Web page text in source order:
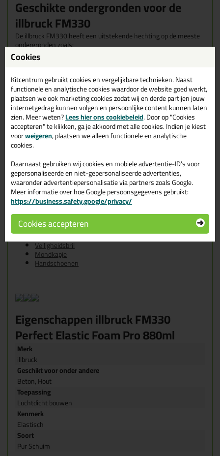
Geschikte ondergronden voor de
illbruck FM330
De illbruck FM330 heeft een uitstekende hechting op de meeste
ondergronden zoals:
beton, metselwerk, steen, pleisterwerk, hout, vezelcement,
metaal maar ook op kunststoffen zoals polystyreen, PU-schuim,
Kenmerken van de illbruck FM330
Aantoonbaar de grootste elasticiteit
50% MTV met een zeer hoog
herstelvermogen
Uitmuntende luchtdichtheid tot 1750 Pa, volgens de
Overschilderbaar en af te werken met stucwerk
24 maanden lang houdbaar
Kleur: Wit
Materiaal
Een ééncomponent polyurethaanschuim dat uithardt door
vochtopname uit de lucht.
Aanbevolen persoonlijke beschermingsmiddelen (PBM)
Veiligheidsbril
Mondkapje
Handschoenen
Eigenschappen illbruck FM330
Perfect Elastic Foam Pro 880ml
Merk
illbruck
Geschikt voor onder andere
Beton, Hout
Toepassing
Luchtdicht bouwen
Kenmerk
Elastisch
Soort
Pur Schuim
Cookies
Kitcentrum gebruikt cookies en vergelijkbare technieken. Naast
functionele en analytische cookies waardoor de website goed werkt,
plaatsen we ook marketing cookies zodat wij en derde partijen jouw
internetgedrag kunnen volgen en persoonlijke content kunnen laten
zien. Meer weten?Lees hier ons cookiebeleid. Door op "Cookies
accepteren" te klikken, ga je akkoord met alle cookies. Indien je kiest
voorweigeren, plaatsen we alleen functionele en analytische
cookies.
Daarnaast gebruiken wij cookies en mobiele advertentie-ID’s voor
gepersonaliseerde en niet-gepersonaliseerde advertenties,
waaronder advertentiepersonalisatie via partners zoals Google.
Meer informatie over hoe Google persoonsgegevens gebruikt:
https://business.safety.google/privacy/
Cookies accepteren